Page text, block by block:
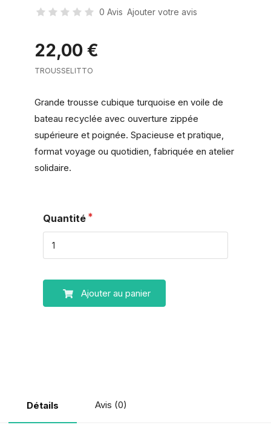
0 Avis Ajouter votre avis
22,00 €
TROUSSELITTO
Grande trousse cubique turquoise en voile de
bateau recyclée avec ouverture zippée
supérieure et poignée. Spacieuse et pratique,
format voyage ou quotidien, fabriquée en atelier
solidaire.
Quantité
Ajouter au panier
Détails Avis (0)